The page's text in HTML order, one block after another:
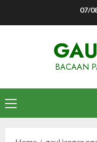
07/
BACAAN
Primary
Menu